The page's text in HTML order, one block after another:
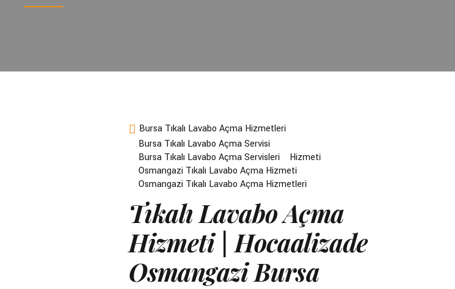
Bursa Tıkalı Lavabo Açma Hizmetleri
Bursa Tıkalı Lavabo Açma Servisi
Bursa Tıkalı Lavabo Açma Servisleri
Hizmeti
Osmangazi Tıkalı Lavabo Açma Hizmeti
Osmangazi Tıkalı Lavabo Açma Hizmetleri
Tıkalı Lavabo Açma
Hizmeti | Hocaalizade
Osmangazi Bursa